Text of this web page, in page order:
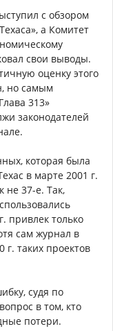
с обзором
а Комитет
свои выводы.
оценку этого
но самым
313»
законодателей
которая была
в марте 2001 г.
не 37-е. Так,
привлек только
сам журнал в
г. таких проектов
судя по
в том, кто
потери.